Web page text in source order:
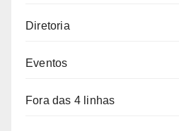
Diretoria
Eventos
Fora das 4 linhas